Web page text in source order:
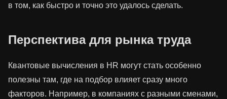
в том, как быстро и точно это удалось сделать.
Перспектива для рынка труда
Квантовые вычисления в HR могут стать особенно
полезны там, где на подбор влияет сразу много
факторов. Например, в компаниях с разными сменами,